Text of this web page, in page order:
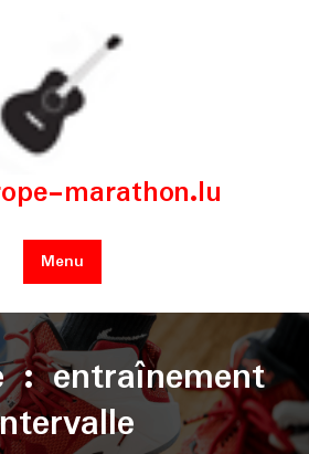
marathon.lu
Menu
:entraînement